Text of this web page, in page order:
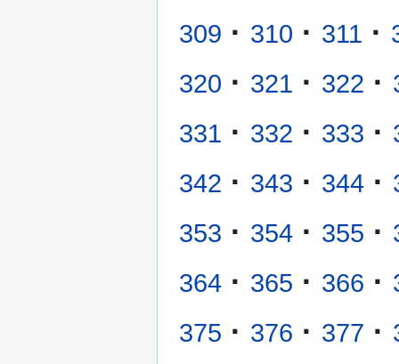
309 · 310 · 311 ·
320 · 321 · 322 ·
331 · 332 · 333 ·
342 · 343 · 344 ·
353 · 354 · 355 ·
364 · 365 · 366 ·
375 · 376 · 377 ·